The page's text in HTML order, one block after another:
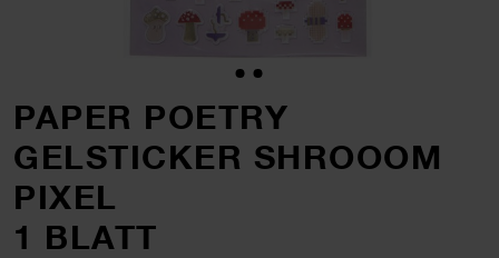
PAPER POETRY
GELSTICKER SHROOOM
PIXEL
1 BLATT